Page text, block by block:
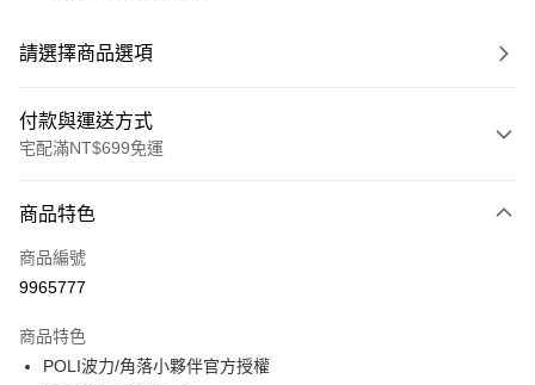
請選擇商品選項
付款與運送方式
宅配滿NT$699免運
信用卡一次付款
LINE Pay
街口支付
商品特色
商品編號
9965777
商品特色
POLI波力/角落小夥伴官方授權